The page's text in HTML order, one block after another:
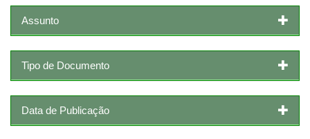
Assunto
Tipo de Documento
Data de Publicação